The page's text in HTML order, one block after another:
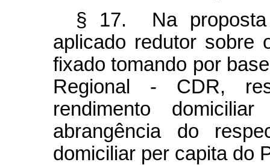
§ 17. Na
aplicado redutor sobre
fixado tomando por
Regional - CDR,
rendimento
abrangência do
domiciliar per capita do